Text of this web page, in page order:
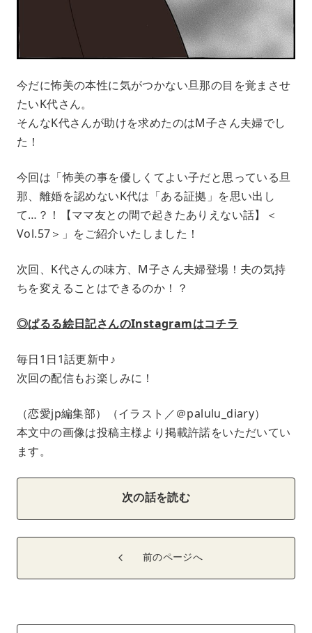
今だに怖美の本性に気がつかない旦那の目を覚まさせ
たいK代さん。
そんなK代さんが助けを求めたのはM子さん夫婦でし
た！
今回は「怖美の事を優しくてよい子だと思っている旦
那、離婚を認めないK代は「ある証拠」を思い出し
て…？！【ママ友との間で起きたありえない話】＜
Vol.57＞」をご紹介いたしました！
次回、K代さんの味方、M子さん夫婦登場！夫の気持
ちを変えることはできるのか！？
◎ぱるる絵日記さんのInstagramはコチラ
毎日1日1話更新中♪
次回の配信もお楽しみに！
（恋愛jp編集部）（イラスト／＠palulu_diary）
本文中の画像は投稿主様より掲載許諾をいただいてい
ます。
次の話を読む
前のページへ